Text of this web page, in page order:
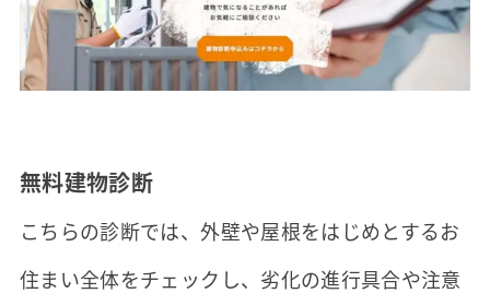
無料建物診断
こちらの診断では、外壁や屋根をはじめとするお
住まい全体をチェックし、劣化の進行具合や注意